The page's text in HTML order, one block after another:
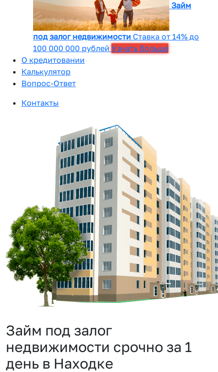
Займ
под залог недвижимости Ставка от 14% до
100 000 000 рублей Узнать больше
О кредитовании
Калькулятор
Вопрос-Ответ
Контакты
Займ под залог
недвижимости срочно за 1
день в Находке